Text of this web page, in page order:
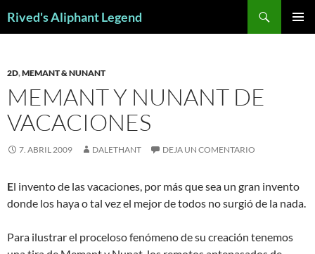
Rived's Aliphant Legend
2D,MEMANT & NUNANT
MEMANT Y NUNANT DE
VACACIONES
7. ABRIL 2009 DALETHANT DEJA UN COMENTARIO
El invento de las vacaciones, por más que sea un gran invento
donde los haya o tal vez el mejor de todos no surgió de la nada.
Para ilustrar el proceloso fenómeno de su creación tenemos